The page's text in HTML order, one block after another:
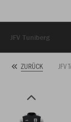
JFV Tuniberg
ZURÜCK JFV